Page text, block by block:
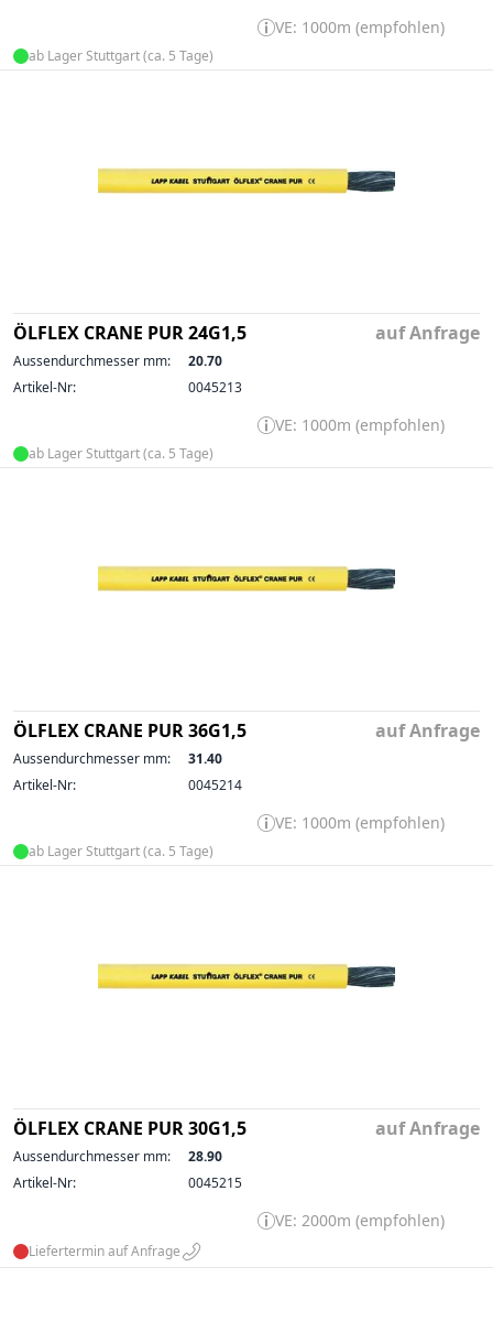
VE: 1000m (empfohlen)
ab Lager Stuttgart (ca. 5 Tage)
ÖLFLEX CRANE PUR 24G1,5 auf Anfrage
Aussendurchmesser mm:
20.70
Artikel-Nr:
0045213
VE: 1000m (empfohlen)
ab Lager Stuttgart (ca. 5 Tage)
ÖLFLEX CRANE PUR 36G1,5 auf Anfrage
Aussendurchmesser mm:
31.40
Artikel-Nr:
0045214
VE: 1000m (empfohlen)
ab Lager Stuttgart (ca. 5 Tage)
ÖLFLEX CRANE PUR 30G1,5 auf Anfrage
Aussendurchmesser mm:
28.90
Artikel-Nr:
0045215
VE: 2000m (empfohlen)
Liefertermin auf Anfrage